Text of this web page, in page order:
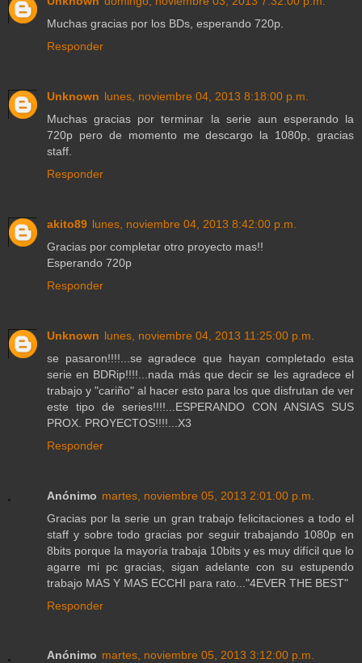
Muchas gracias por los BDs, esperando 720p.
Responder
Unknown lunes, noviembre 04, 2013 8:18:00 p.m.
Muchas gracias por terminar la serie aun esperando la
720p pero de momento me descargo la 1080p, gracias
staff.
Responder
akito89 lunes, noviembre 04, 2013 8:42:00 p.m.
Gracias por completar otro proyecto mas!!
Esperando 720p
Responder
Unknown lunes, noviembre 04, 2013 11:25:00 p.m.
se pasaron!!!!...se agradece que hayan completado esta
serie en BDRip!!!!...nada más que decir se les agradece el
trabajo y "cariño" al hacer esto para los que disfrutan de ver
este tipo de series!!!!...ESPERANDO CON ANSIAS SUS
PROX. PROYECTOS!!!!...X3
Responder
Anónimo martes, noviembre 05, 2013 2:01:00 p.m.
Gracias por la serie un gran trabajo felicitaciones a todo el
staff y sobre todo gracias por seguir trabajando 1080p en
8bits porque la mayoría trabaja 10bits y es muy difícil que lo
agarre mi pc gracias, sigan adelante con su estupendo
trabajo MAS Y MAS ECCHI para rato..."4EVER THE BEST"
Responder
Anónimo martes, noviembre 05, 2013 3:12:00 p.m.